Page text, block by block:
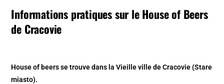
Informations pratiques sur le House of Beers
de Cracovie
House of beers se trouve dans la Vieille ville de Cracovie (Stare
miasto).